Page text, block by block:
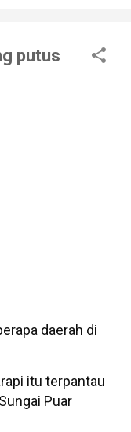
putus
daerah di
itu terpantau
Puar